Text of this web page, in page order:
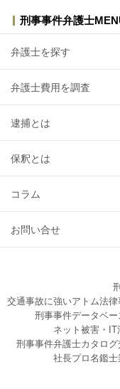
刑事事件弁護士
弁護士を探す
弁護士費用を調査
逮捕とは
保釈とは
コラム
お問い合せ
交通事故に強いアトム法
刑事事件データベー
ネット被害・
刑事事件弁護士カタログ
社長プロ名鑑士